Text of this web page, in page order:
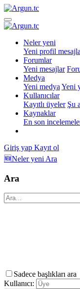
Neler yeni
Yeni profil
Forumlar
Yeni mesajlar
Medya
Yeni medya Yeni
Kullanıcılar
Kayıtlı üyeler Şu
Kaynaklar
En son
Giriş yap Kayıt ol
🆕Neler yeni Ara
Ara
Sadece başlıkları ara
Kullanıcı: